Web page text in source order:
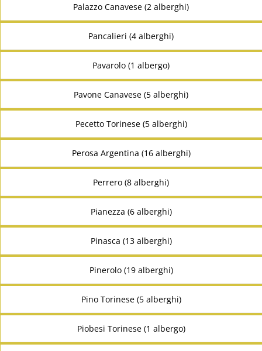
Palazzo Canavese (2 alberghi)
Pancalieri (4 alberghi)
Pavarolo (1 albergo)
Pavone Canavese (5 alberghi)
Pecetto Torinese (5 alberghi)
Perosa Argentina (16 alberghi)
Perrero (8 alberghi)
Pianezza (6 alberghi)
Pinasca (13 alberghi)
Pinerolo (19 alberghi)
Pino Torinese (5 alberghi)
Piobesi Torinese (1 albergo)